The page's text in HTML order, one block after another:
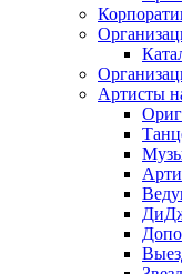
Артисты